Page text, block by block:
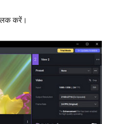
करें।